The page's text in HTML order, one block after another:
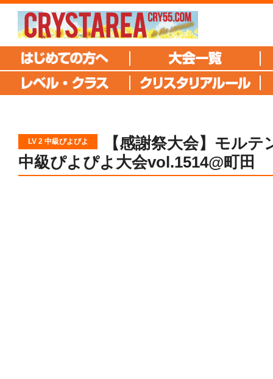
LV 2 中級ぴよぴよ
【感謝祭大会】モルテ
中級ぴよぴよ大会vol.1514@町田